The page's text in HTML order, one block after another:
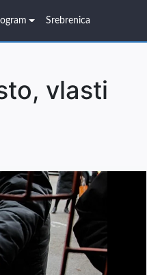
Srebrenica
vlasti